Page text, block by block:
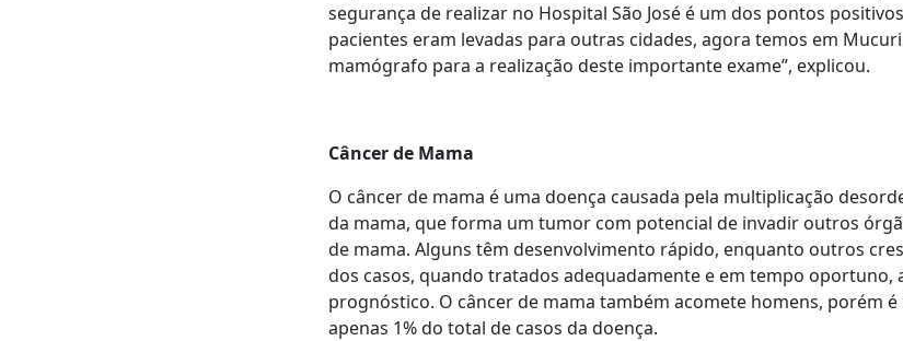
segurança de realizar no Hospital São José é um dos pontos
pacientes eram levadas para outras cidades, agora temos em
mamógrafo para a realização deste importante exame”, explicou.
Câncer de Mama
O câncer de mama é uma doença causada pela multiplicação
da mama, que forma um tumor com potencial de invadir outros
de mama. Alguns têm desenvolvimento rápido, enquanto outros
dos casos, quando tratados adequadamente e em tempo oportuno,
prognóstico. O câncer de mama também acomete homens, porém
apenas 1% do total de casos da doença.